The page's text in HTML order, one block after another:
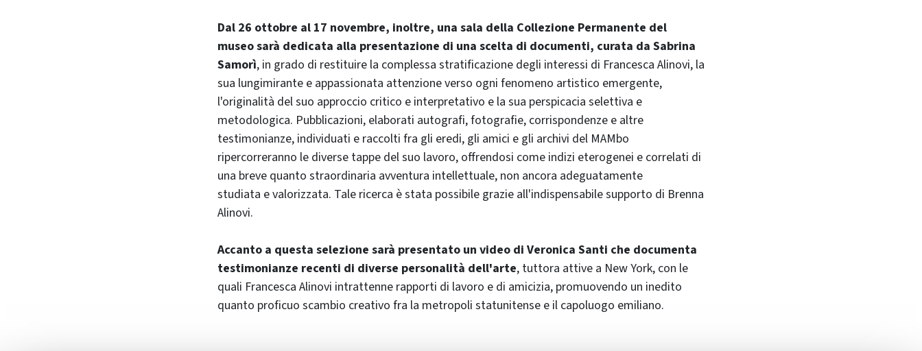
Dal 26 ottobre al 17 novembre, inoltre, una sala della Collezione Permanente del
museo sarà dedicata alla presentazione di una scelta di documenti, curata da Sabrina
Samorì, in grado di restituire la complessa stratificazione degli interessi di Francesca Alinovi, la
sua lungimirante e appassionata attenzione verso ogni fenomeno artistico emergente,
l'originalità del suo approccio critico e interpretativo e la sua perspicacia selettiva e
metodologica. Pubblicazioni, elaborati autografi, fotografie, corrispondenze e altre
testimonianze, individuati e raccolti fra gli eredi, gli amici e gli archivi del MAMbo
ripercorreranno le diverse tappe del suo lavoro, offrendosi come indizi eterogenei e correlati di
una breve quanto straordinaria avventura intellettuale, non ancora adeguatamente
studiata e valorizzata. Tale ricerca è stata possibile grazie all'indispensabile supporto di Brenna
Alinovi.
Accanto a questa selezione sarà presentato un video di Veronica Santi che documenta
testimonianze recenti di diverse personalità dell'arte, tuttora attive a New York, con le
quali Francesca Alinovi intrattenne rapporti di lavoro e di amicizia, promuovendo un inedito
quanto proficuo scambio creativo fra la metropoli statunitense e il capoluogo emiliano.